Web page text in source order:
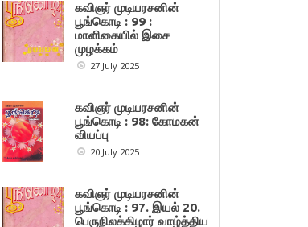
கவிஞர் முடியரசனின்
பூங்கொடி : 99 :
மாளிகையில் இசை
முழக்கம்
27 July 2025
கவிஞர் முடியரசனின்
பூங்கொடி : 98: கோமகன்
வியப்பு
20 July 2025
கவிஞர் முடியரசனின்
பூங்கொடி : 97. இயல் 20.
பெருநிலக்கிழார் வாழ்த்திய